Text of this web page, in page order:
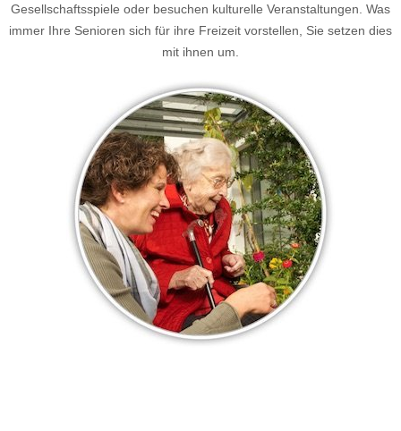
Gesellschaftsspiele oder besuchen kulturelle Veranstaltungen. Was
immer Ihre Senioren sich für ihre Freizeit vorstellen, Sie setzen dies
mit ihnen um.